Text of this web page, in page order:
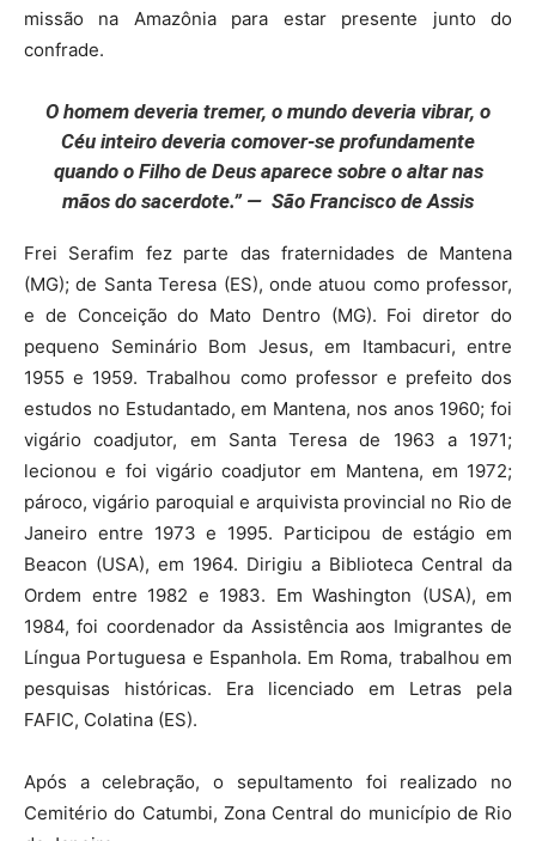
missão na Amazônia para estar presente junto do
confrade.
O homem deveria tremer, o mundo deveria vibrar, o
Céu inteiro deveria comover-se profundamente
quando o Filho de Deus aparece sobre o altar nas
mãos do sacerdote.” — São Francisco de Assis
Frei Serafim fez parte das fraternidades de Mantena
(MG); de Santa Teresa (ES), onde atuou como professor,
e de Conceição do Mato Dentro (MG). Foi diretor do
pequeno Seminário Bom Jesus, em Itambacuri, entre
1955 e 1959. Trabalhou como professor e prefeito dos
estudos no Estudantado, em Mantena, nos anos 1960; foi
vigário coadjutor, em Santa Teresa de 1963 a 1971;
lecionou e foi vigário coadjutor em Mantena, em 1972;
pároco, vigário paroquial e arquivista provincial no Rio de
Janeiro entre 1973 e 1995. Participou de estágio em
Beacon (USA), em 1964. Dirigiu a Biblioteca Central da
Ordem entre 1982 e 1983. Em Washington (USA), em
1984, foi coordenador da Assistência aos Imigrantes de
Língua Portuguesa e Espanhola. Em Roma, trabalhou em
pesquisas históricas. Era licenciado em Letras pela
FAFIC, Colatina (ES).
Após a celebração, o sepultamento foi realizado no
Cemitério do Catumbi, Zona Central do município de Rio